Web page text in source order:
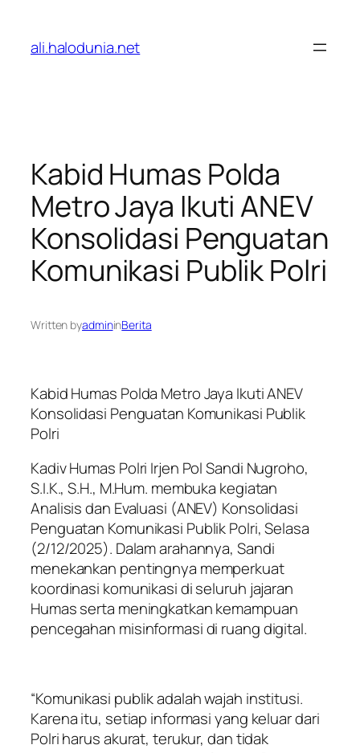
konten
ali.halodunia.net
Kabid Humas Polda
Metro Jaya Ikuti ANEV
Konsolidasi Penguatan
Komunikasi Publik Polri
Written byadmininBerita
Kabid Humas Polda Metro Jaya Ikuti ANEV
Konsolidasi Penguatan Komunikasi Publik
Polri
Kadiv Humas Polri Irjen Pol Sandi Nugroho,
S.I.K., S.H., M.Hum. membuka kegiatan
Analisis dan Evaluasi (ANEV) Konsolidasi
Penguatan Komunikasi Publik Polri, Selasa
(2/12/2025). Dalam arahannya, Sandi
menekankan pentingnya memperkuat
koordinasi komunikasi di seluruh jajaran
Humas serta meningkatkan kemampuan
pencegahan misinformasi di ruang digital.
“Komunikasi publik adalah wajah institusi.
Karena itu, setiap informasi yang keluar dari
Polri harus akurat, terukur, dan tidak